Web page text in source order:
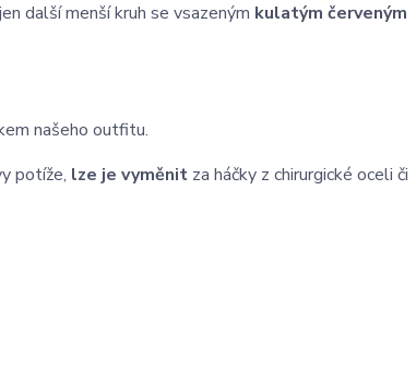
další menší kruh se vsazeným kulatým červeným
našeho outfitu.
potíže, lze je vyměnit za háčky z chirurgické oceli či